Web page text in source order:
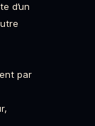
d’un
par